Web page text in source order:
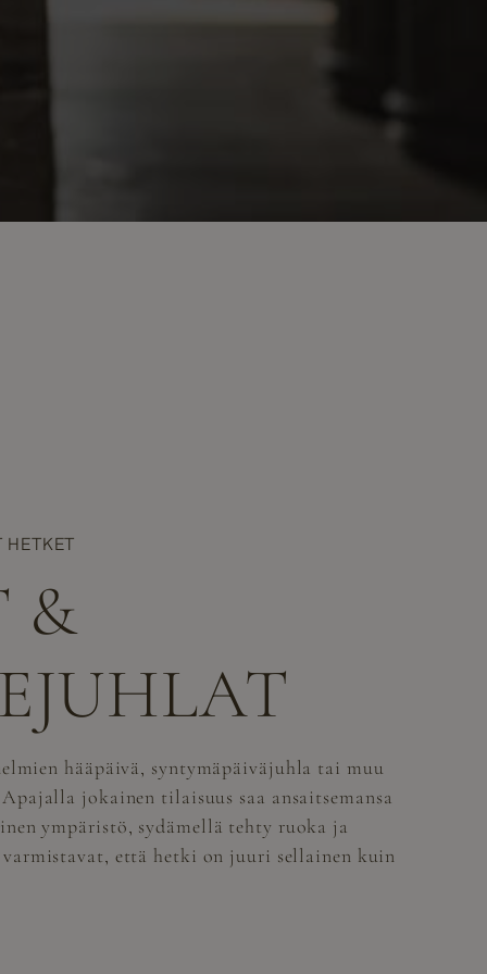
HETKET
&
hääpäivä, syntymäpäiväjuhla tai muu
jokainen tilaisuus saa ansaitsemansa
ympäristö, sydämellä tehty ruoka ja
että hetki on juuri sellainen kuin